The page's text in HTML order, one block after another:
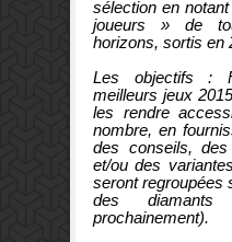
sélection en
joueurs » de
horizons, sortis en
Les objectifs :
meilleurs jeux
les rendre
nombre, en
des conseils,
et/ou des
seront regroupées
des
prochainement).